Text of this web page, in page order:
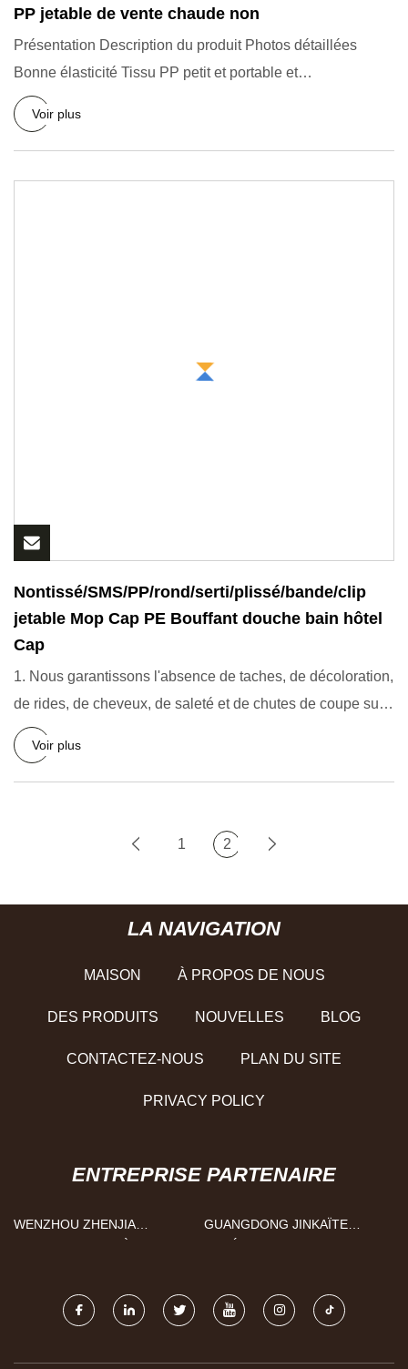
PP jetable de vente chaude non
Présentation Description du produit Photos détaillées
Bonne élasticité Tissu PP petit et portable et
caractéristique do
Voir plus
Nontissé/SMS/PP/rond/serti/plissé/bande/clip
jetable Mop Cap PE Bouffant douche bain hôtel
Cap
1. Nous garantissons l'absence de taches, de décoloration,
de rides, de cheveux, de saleté et de chutes de coupe sur
no
Voir plus
1 2
LA NAVIGATION
MAISON À PROPOS DE NOUS
DES PRODUITS NOUVELLES BLOG
CONTACTEZ-NOUS PLAN DU SITE
PRIVACY POLICY
ENTREPRISE PARTENAIRE
WENZHOU ZHENJIA
GUANGDONG JINKAÏTE